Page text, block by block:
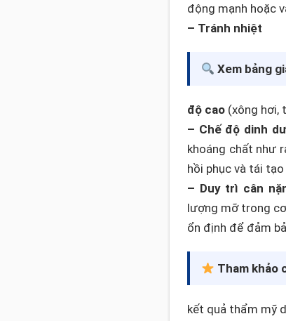
động mạnh hoặc
– Tránh nhiệt
Xem bảng
độ cao (xông hơi,
– Chế độ dinh
khoáng chất như
hồi phục và tái
– Duy trì cân
lượng mỡ trong
ổn định để đảm
Tham khảo
kết quả thẩm mỹ